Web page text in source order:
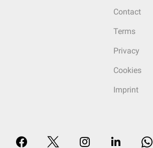
Contact
Terms
Privacy
Cookies
Imprint